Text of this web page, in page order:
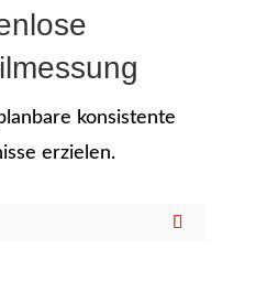
konsistente
erzielen.